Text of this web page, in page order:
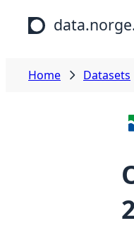
Skip to main content
Home Datasets